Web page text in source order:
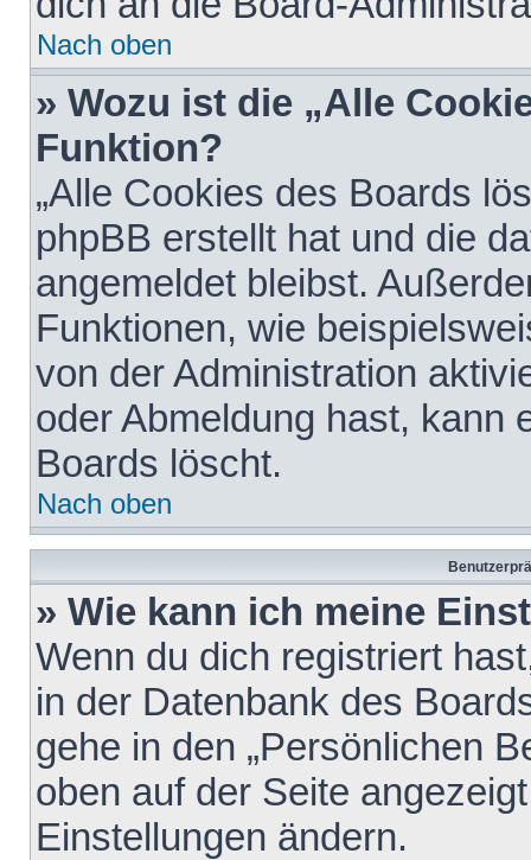
Nach oben
» Wozu ist die „Alle
Funktion?
„Alle Cookies des Boards
phpBB erstellt hat und die
angemeldet bleibst.
Funktionen, wie
von der Administration
oder Abmeldung hast, kann
Boards löscht.
Nach oben
» Wie kann ich meine
Wenn du dich registriert
in der Datenbank des
gehe in den „Persönlichen
oben auf der Seite
Einstellungen ändern.